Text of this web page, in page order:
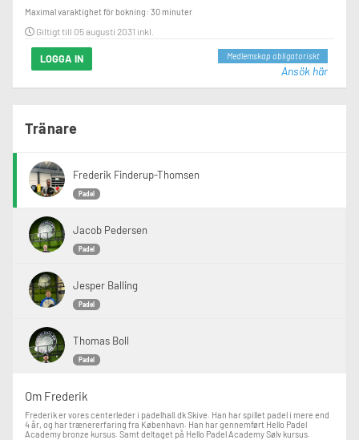
Maximal varaktighet för bokning: 30 minuter
Giltigt till 05 augusti 2031 inkl.
LOGGA IN Medlemskap obligatoriskt
Ansök här
Tränare
Frederik Finderup-Thomsen
Padel
Jacob Pedersen
Padel
Jesper Balling
Padel
Thomas Boll
Padel
Om Frederik
Frederik er vores centerleder i padelhall.dk Skive. Han har spillet padel i mere end
4 år, og har trænererfaring fra København. Han har gennemført Hello Padel
Academy bronze kursus. Samt deltaget på Hello Padel Academy Sølv kursus.